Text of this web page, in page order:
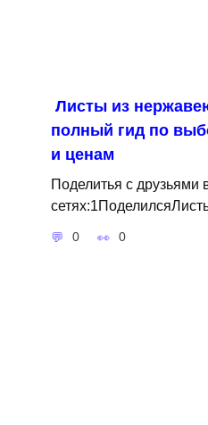
Листы из
полный гид по
и ценам
Поделитья с друзьями
0 0